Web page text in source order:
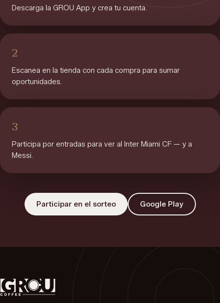
Descarga la GROU App y crea tu cuenta.
2
Escanea en la tienda con cada compra para sumar
oportunidades.
3
Participa por entradas para ver al Inter Miami CF — y a
Messi.
Participar en el sorteo Google Play